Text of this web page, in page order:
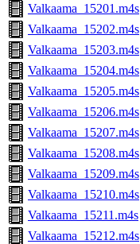
Valkaama_15201.m4s
Valkaama_15202.m4s
Valkaama_15203.m4s
Valkaama_15204.m4s
Valkaama_15205.m4s
Valkaama_15206.m4s
Valkaama_15207.m4s
Valkaama_15208.m4s
Valkaama_15209.m4s
Valkaama_15210.m4s
Valkaama_15211.m4s
Valkaama_15212.m4s